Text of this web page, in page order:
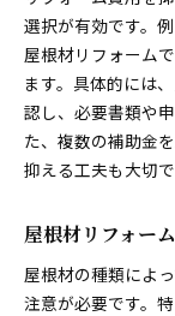
選択が有効です。
屋根材リフォーム
ます。具体的には
認し、必要書類や
た、複数の補助金
抑える工夫も大切で
屋根材リフォー
屋根材の種類によ
注意が必要です。